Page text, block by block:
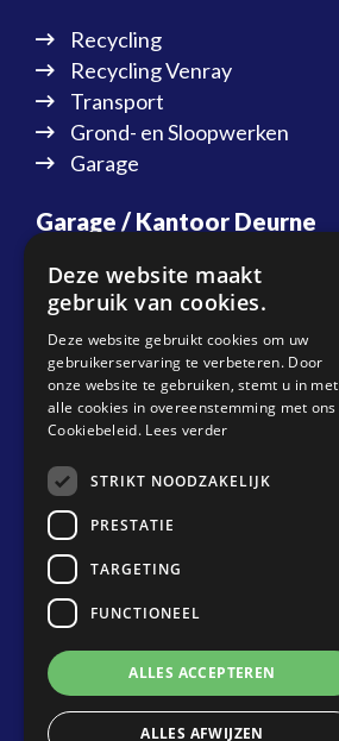
Recycling
Recycling Venray
Transport
Grond- en Sloopwerken
Garage
Garage / Kantoor Deurne
Energiestraat 20
5753 RN Deurne
T:088 087 37 20
E:info@biemansdeurne.nl
Planning Transport
T:088 087 37 10
E:planning@biemansdeurne.nl
Locatie Venray
Metaalweg 7
5804 CG Venray
T:
088 087 37 00
E:weegbrug@biemansvenray.nl
Deze website maakt
gebruik van cookies.
Deze website gebruikt cookies om uw
gebruikerservaring te verbeteren. Door
onze website te gebruiken, stemt u in met
alle cookies in overeenstemming met ons
Cookiebeleid. Lees verder
STRIKT NOODZAKELIJK
PRESTATIE
TARGETING
FUNCTIONEEL
ALLES ACCEPTEREN
ALLES AFWIJZEN